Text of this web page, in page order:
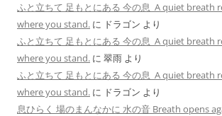
ふと立ちて 足もとにある 今の息 A quiet breath
where you stand. に ドラゴン より
ふと立ちて 足もとにある 今の息 A quiet breath
where you stand. に 翠雨 より
ふと立ちて 足もとにある 今の息 A quiet breath
where you stand. に ドラゴン より
息ひらく 場のまんなかに 水の音 Breath opens